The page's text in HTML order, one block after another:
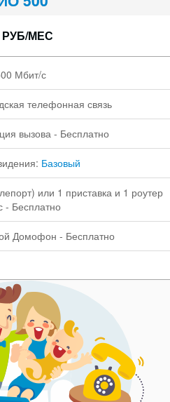
РУБ/МЕС
Мбит/с
телефонная связь
вызова - Бесплатно
Базовый
или 1 приставка и 1 роутер
- Бесплатно
Домофон - Бесплатно